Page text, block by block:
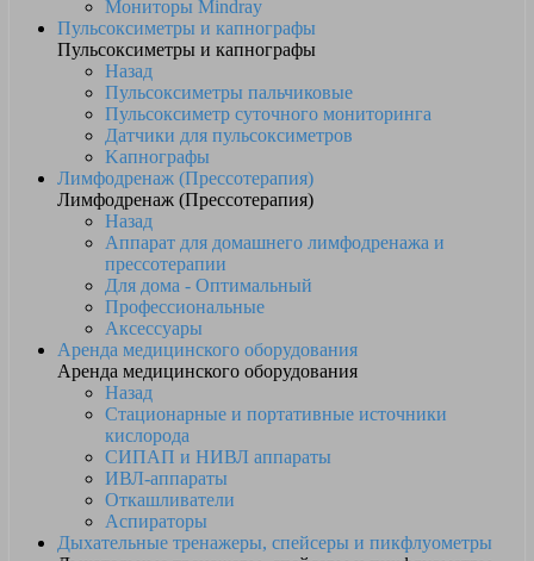
Мониторы Mindray
Пульсоксиметры и капнографы
Пульсоксиметры и капнографы
Назад
Пульсоксиметры пальчиковые
Пульсоксиметр суточного мониторинга
Датчики для пульсоксиметров
Kапнографы
Лимфодренаж (Прессотерапия)
Лимфодренаж (Прессотерапия)
Назад
Аппарат для домашнего лимфодренажа и
прессотерапии
Для дома - Оптимальный
Профессиональные
Аксессуары
Аренда медицинского оборудования
Аренда медицинского оборудования
Назад
Стационарные и портативные источники
кислорода
СИПАП и НИВЛ аппараты
ИВЛ-аппараты
Откашливатели
Аспираторы
Дыхательные тренажеры, спейсеры и пикфлуометры